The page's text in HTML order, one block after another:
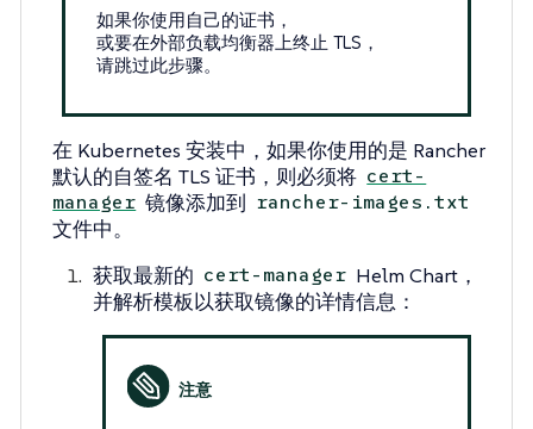
如果你使用自己的证书，
或要在外部负载均衡器上终止 TLS，
请跳过此步骤。
在 Kubernetes 安装中，如果你使用的是 Rancher
默认的自签名 TLS 证书，则必须将 cert-
manager 镜像添加到 rancher-images.txt
文件中。
获取最新的 cert-manager Helm Chart，
并解析模板以获取镜像的详情信息：